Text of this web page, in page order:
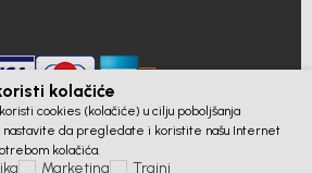
kolačiće
cookies (kolačiće) u cilju poboljšanja
nastavite da pregledate i koristite našu Internet
kolačića.
Marketing Trajni